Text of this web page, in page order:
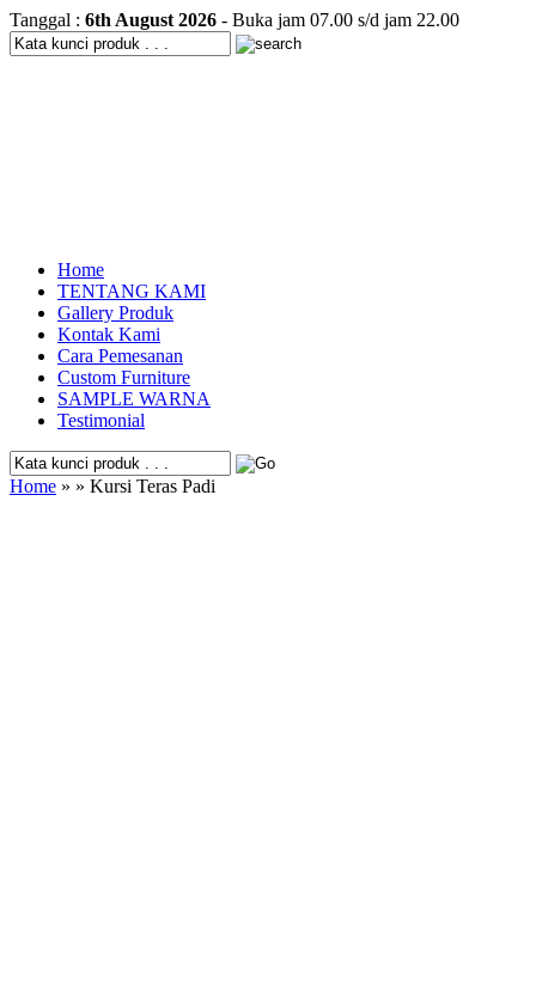
Tanggal : 6th August 2026 - Buka jam 07.00 s/d jam 22.00
Home
TENTANG KAMI
Gallery Produk
Kontak Kami
Cara Pemesanan
Custom Furniture
SAMPLE WARNA
Testimonial
Home » » Kursi Teras Padi